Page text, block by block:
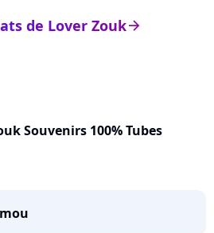
arrow_right
de Lover Zouk
Souvenirs 100% Tubes